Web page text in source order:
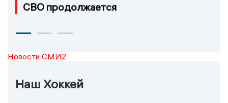
СВО продолжается
Новости СМИ2
Наш Хоккей